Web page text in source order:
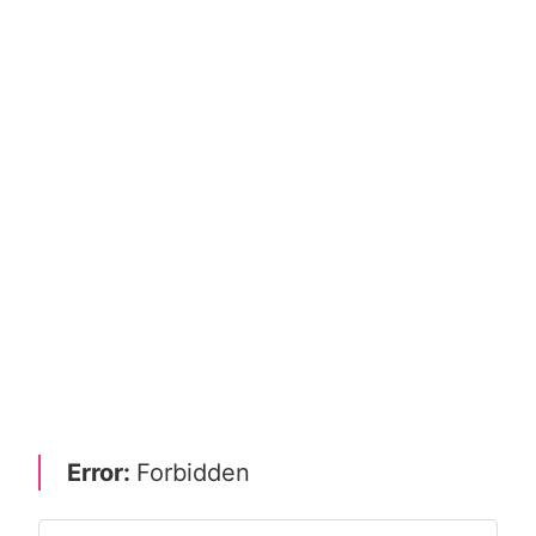
Error: Forbidden